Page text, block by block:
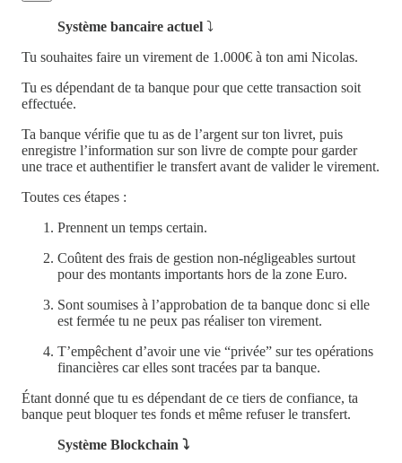
Système bancaire actuel ⤵️
Tu souhaites faire un virement de 1.000€ à ton ami Nicolas.
Tu es dépendant de ta banque pour que cette transaction soit
effectuée.
Ta banque vérifie que tu as de l’argent sur ton livret, puis
enregistre l’information sur son livre de compte pour garder
une trace et authentifier le transfert avant de valider le virement.
Toutes ces étapes :
Prennent un temps certain.
Coûtent des frais de gestion non-négligeables surtout
pour des montants importants hors de la zone Euro.
Sont soumises à l’approbation de ta banque donc si elle
est fermée tu ne peux pas réaliser ton virement.
T’empêchent d’avoir une vie “privée” sur tes opérations
financières car elles sont tracées par ta banque.
Étant donné que tu es dépendant de ce tiers de confiance, ta
banque peut bloquer tes fonds et même refuser le transfert.
Système Blockchain ⤵️